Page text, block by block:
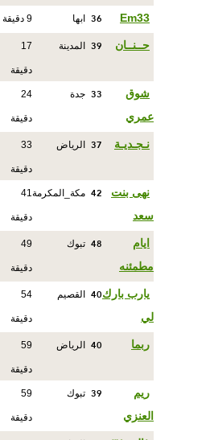
Em33
36 ابها 9 دقيقة
حــنــان 39 المدينة 17
دقيقة
شوق
عمري
33 جدة 24
دقيقة
نـجـديـة 37 الرياض 33
دقيقة
نهى بنت
سعد
42 مكة_المكرمة41
دقيقة
ايام
مطمئنه
48 تبوك 49
دقيقة
يارب بارك
لي
40 القصيم 54
دقيقة
ربما 40 الرياض 59
دقيقة
ريم
العنزي
39 تبوك 59
دقيقة